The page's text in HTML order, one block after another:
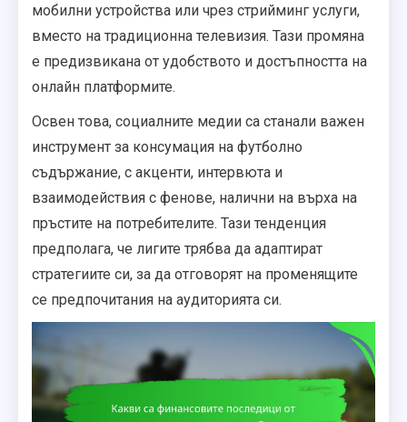
мобилни устройства или чрез стрийминг услуги,
вместо на традиционна телевизия. Тази промяна
е предизвикана от удобството и достъпността на
онлайн платформите.
Освен това, социалните медии са станали важен
инструмент за консумация на футболно
съдържание, с акценти, интервюта и
взаимодействия с фенове, налични на върха на
пръстите на потребителите. Тази тенденция
предполага, че лигите трябва да адаптират
стратегиите си, за да отговорят на променящите
се предпочитания на аудиторията си.